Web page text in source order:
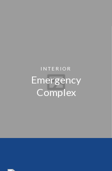
INTERIOR
Emergency
Complex